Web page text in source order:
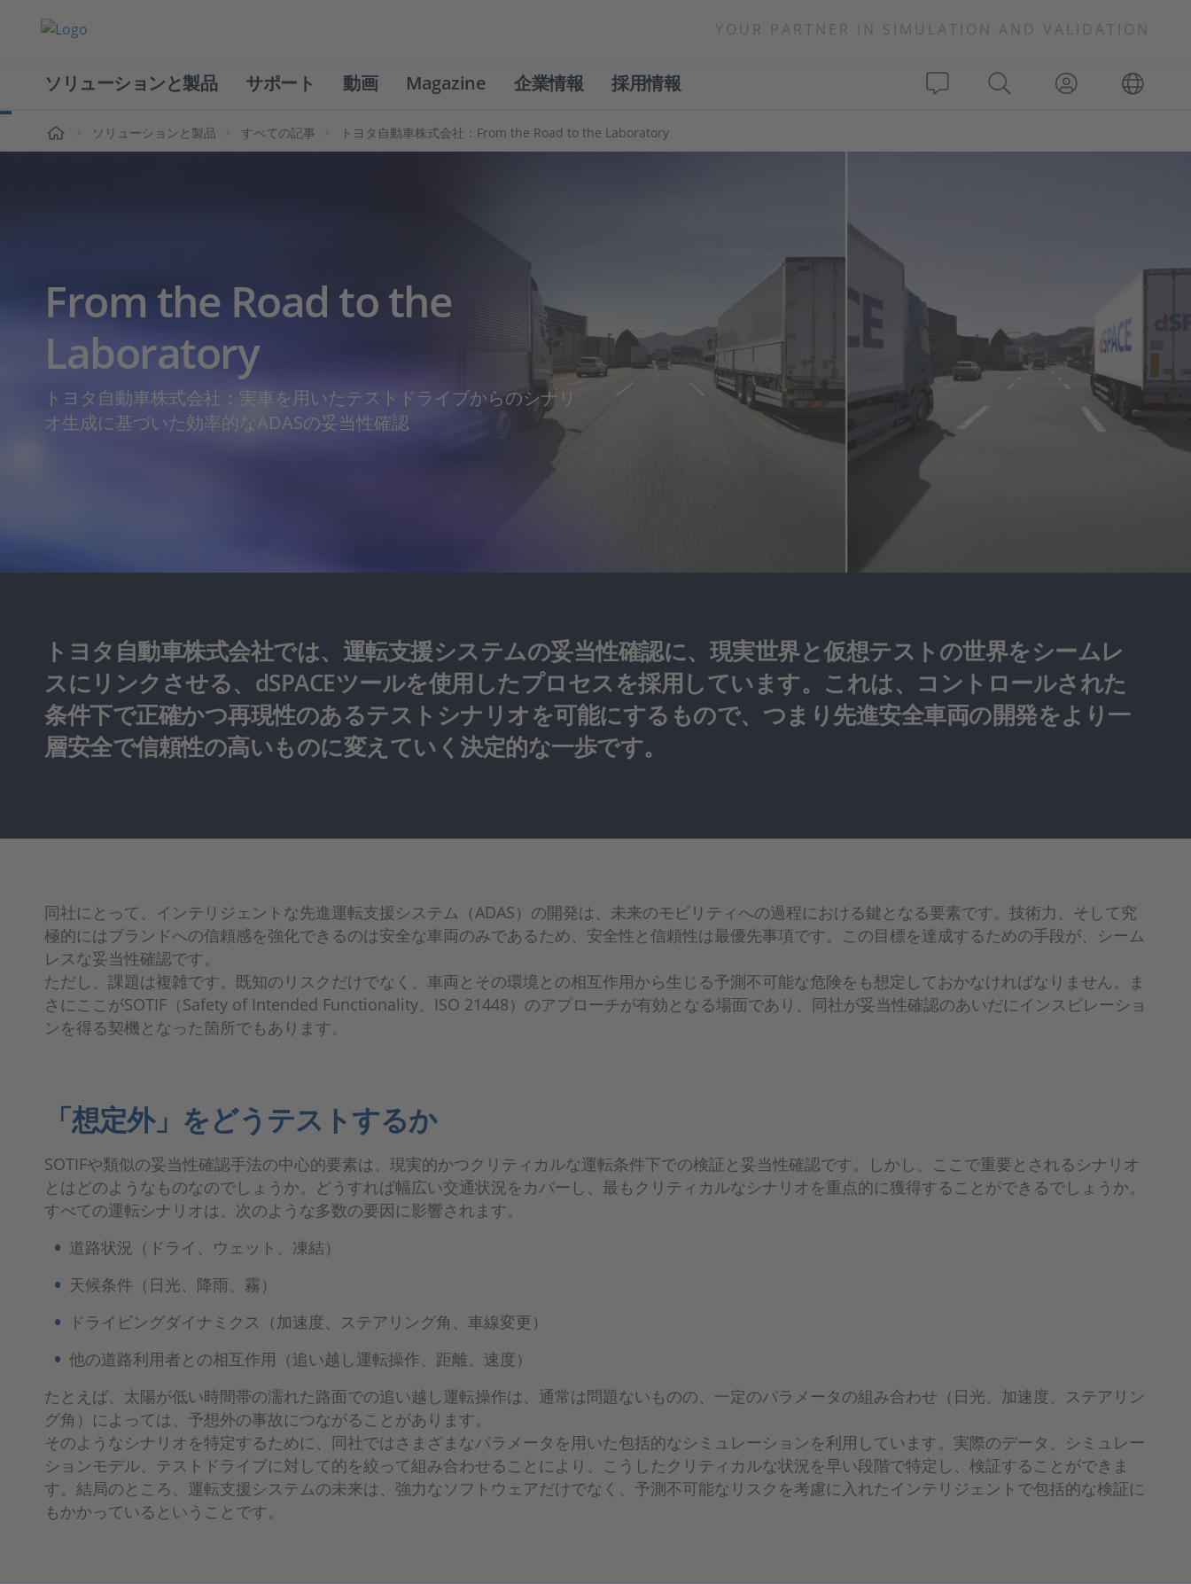
YOUR PARTNER IN SIMULATION AND VALIDATION
ソリューションと製品 サポート 動画 Magazine 企業情報 採用情報
ソリューションと製品 すべての記事 トヨタ自動車株式会社：From the Road to the Laboratory
From the Road to the
Laboratory
トヨタ自動車株式会社：実車を用いたテストドライブからのシナリ
オ生成に基づいた効率的なADASの妥当性確認
トヨタ自動車株式会社では、運転支援システムの妥当性確認に、現実世界と仮想テストの世界をシームレ
スにリンクさせる、dSPACEツールを使用したプロセスを採用しています。これは、コントロールされた
条件下で正確かつ再現性のあるテストシナリオを可能にするもので、つまり先進安全車両の開発をより一
層安全で信頼性の高いものに変えていく決定的な一歩です。
同社にとって、インテリジェントな先進運転支援システム（ADAS）の開発は、未来のモビリティへの過程における鍵となる要素です。技術力、そして究
極的にはブランドへの信頼感を強化できるのは安全な車両のみであるため、安全性と信頼性は最優先事項です。この目標を達成するための手段が、シーム
レスな妥当性確認です。
ただし、課題は複雑です。既知のリスクだけでなく、車両とその環境との相互作用から生じる予測不可能な危険をも想定しておかなければなりません。ま
さにここがSOTIF（Safety of Intended Functionality、ISO 21448）のアプローチが有効となる場面であり、同社が妥当性確認のあいだにインスピレーショ
ンを得る契機となった箇所でもあります。
「想定外」をどうテストするか
SOTIFや類似の妥当性確認手法の中心的要素は、現実的かつクリティカルな運転条件下での検証と妥当性確認です。しかし、ここで重要とされるシナリオ
とはどのようなものなのでしょうか。どうすれば幅広い交通状況をカバーし、最もクリティカルなシナリオを重点的に獲得することができるでしょうか。
すべての運転シナリオは、次のような多数の要因に影響されます。
道路状況（ドライ、ウェット、凍結）
天候条件（日光、降雨、霧）
ドライビングダイナミクス（加速度、ステアリング角、車線変更）
他の道路利用者との相互作用（追い越し運転操作、距離、速度）
たとえば、太陽が低い時間帯の濡れた路面での追い越し運転操作は、通常は問題ないものの、一定のパラメータの組み合わせ（日光、加速度、ステアリン
グ角）によっては、予想外の事故につながることがあります。
そのようなシナリオを特定するために、同社ではさまざまなパラメータを用いた包括的なシミュレーションを利用しています。実際のデータ、シミュレー
ションモデル、テストドライブに対して的を絞って組み合わせることにより、こうしたクリティカルな状況を早い段階で特定し、検証することができま
す。結局のところ、運転支援システムの未来は、強力なソフトウェアだけでなく、予測不可能なリスクを考慮に入れたインテリジェントで包括的な検証に
もかかっているということです。